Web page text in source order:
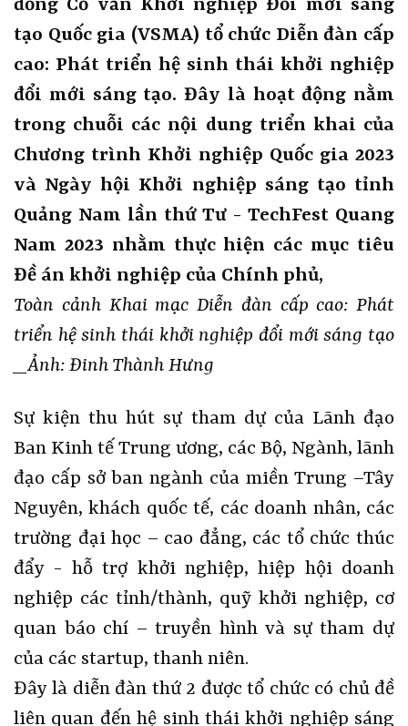
đồng Cố vấn Khởi nghiệp Đổi mới sáng
tạo Quốc gia (VSMA) tổ chức Diễn đàn cấp
cao: Phát triển hệ sinh thái khởi nghiệp
đổi mới sáng tạo. Đây là hoạt động nằm
trong chuỗi các nội dung triển khai của
Chương trình Khởi nghiệp Quốc gia 2023
và Ngày hội Khởi nghiệp sáng tạo tỉnh
Quảng Nam lần thứ Tư - TechFest Quang
Nam 2023 nhằm thực hiện các mục tiêu
Đề án khởi nghiệp của Chính phủ,
Toàn cảnh Khai mạc Diễn đàn cấp cao: Phát
triển hệ sinh thái khởi nghiệp đổi mới sáng tạo
_Ảnh: Đinh Thành Hưng
Sự kiện thu hút sự tham dự của Lãnh đạo
Ban Kinh tế Trung ương, các Bộ, Ngành, lãnh
đạo cấp sở ban ngành của miền Trung –Tây
Nguyên, khách quốc tế, các doanh nhân, các
trường đại học – cao đẳng, các tổ chức thúc
đẩy - hỗ trợ khởi nghiệp, hiệp hội doanh
nghiệp các tỉnh/thành, quỹ khởi nghiệp, cơ
quan báo chí – truyền hình và sự tham dự
của các startup, thanh niên.
Đây là diễn đàn thứ 2 được tổ chức có chủ đề
liên quan đến hệ sinh thái khởi nghiệp sáng